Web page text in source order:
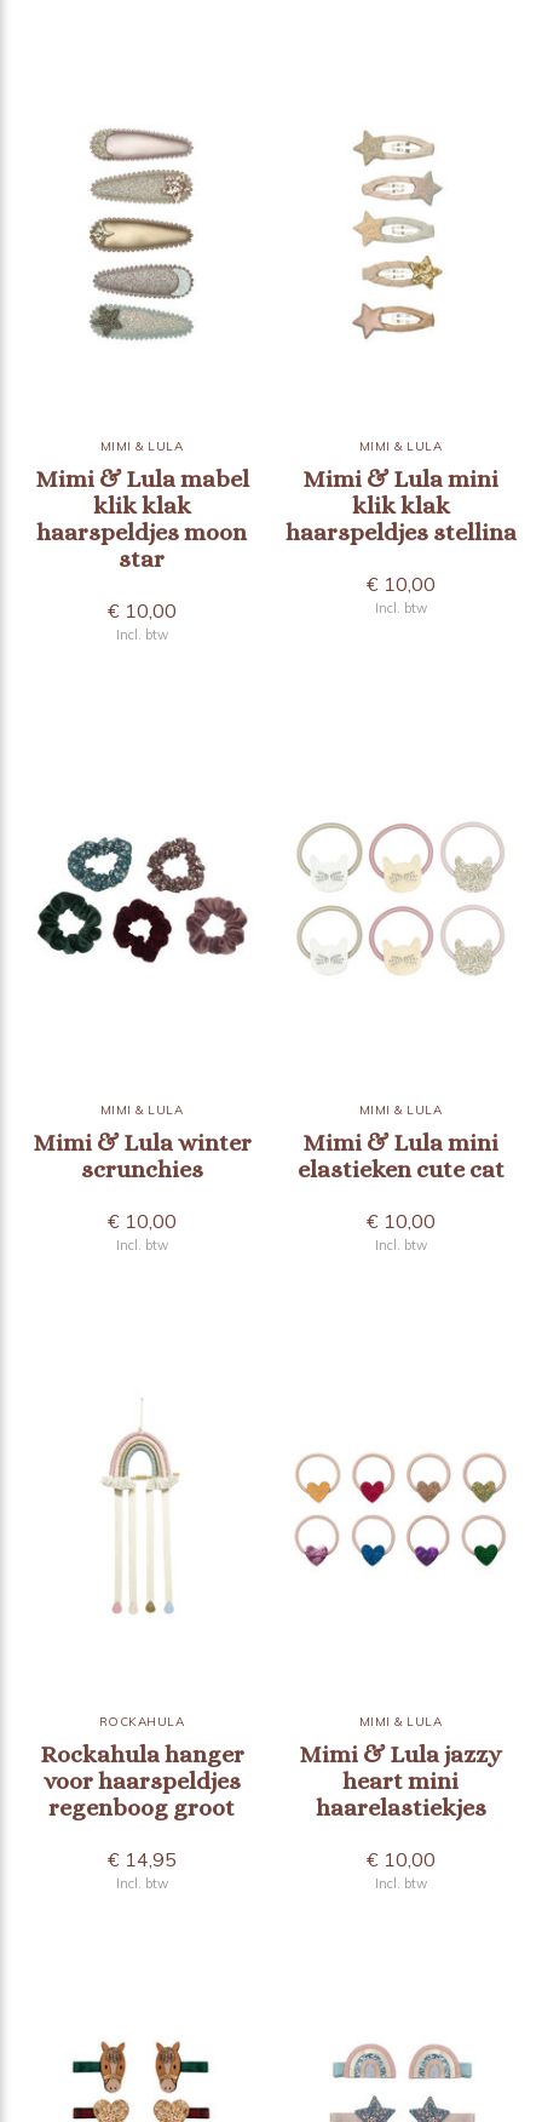
MIMI & LULA
Mimi & Lula mabel
klik klak
haarspeldjes moon
star
€ 10,00
Incl. btw
MIMI & LULA
Mimi & Lula mini
klik klak
haarspeldjes stellina
€ 10,00
Incl. btw
MIMI & LULA
Mimi & Lula winter
scrunchies
€ 10,00
Incl. btw
MIMI & LULA
Mimi & Lula mini
elastieken cute cat
€ 10,00
Incl. btw
ROCKAHULA
Rockahula hanger
voor haarspeldjes
regenboog groot
€ 14,95
Incl. btw
MIMI & LULA
Mimi & Lula jazzy
heart mini
haarelastiekjes
€ 10,00
Incl. btw